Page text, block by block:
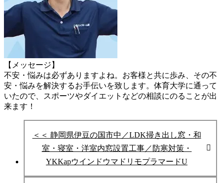
【メッセージ】
不安・悩みは必ずありますよね。お客様と共に歩み、その不
安・悩みを解決するお手伝いを致します。 体育大学に通って
いたので、スポーツやダイエットなどの相談にのることが出
来ます！
＜＜ 静岡県伊豆の国市中／LDK掃き出し窓・和
室・寝室・洋室内窓設置工事／防寒対策・
YKKapウインドウマドリモプラマードU